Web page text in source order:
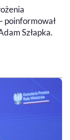
poinformował
Szłapka.